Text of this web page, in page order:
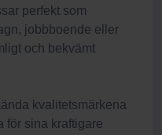
perfekt som
jobbboende eller
och bekvämt
kvalitetsmärkena
för sina kraftigare